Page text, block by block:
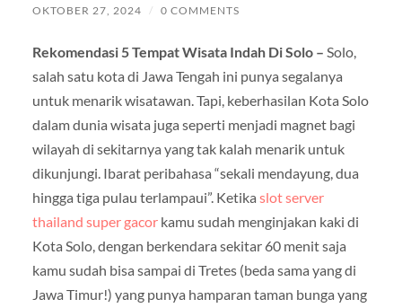
OKTOBER 27, 2024 / 0 COMMENTS
Rekomendasi 5 Tempat Wisata Indah Di Solo – Solo,
salah satu kota di Jawa Tengah ini punya segalanya
untuk menarik wisatawan. Tapi, keberhasilan Kota Solo
dalam dunia wisata juga seperti menjadi magnet bagi
wilayah di sekitarnya yang tak kalah menarik untuk
dikunjungi. Ibarat peribahasa “sekali mendayung, dua
hingga tiga pulau terlampaui”. Ketika slot server
thailand super gacorkamu sudah menginjakan kaki di
Kota Solo, dengan berkendara sekitar 60 menit saja
kamu sudah bisa sampai di Tretes (beda sama yang di
Jawa Timur!) yang punya hamparan taman bunga yang